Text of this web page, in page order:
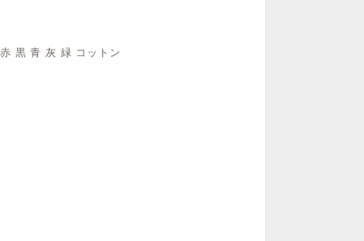
黒 青 灰 緑 コットン